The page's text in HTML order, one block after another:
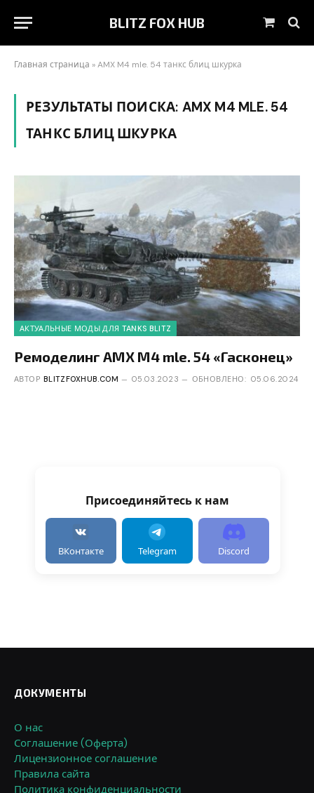
BLITZ FOX HUB Корзина
Главная страница »AMX M4 mle. 54 танкс блиц шкурка
РЕЗУЛЬТАТЫ ПОИСКА: AMX M4 MLE. 54
ТАНКС БЛИЦ ШКУРКА
АКТУАЛЬНЫЕ МОДЫ ДЛЯ TANKS BLITZ
Ремоделинг AMX M4 mle. 54 «Гасконец»
АВТОР BLITZFOXHUB.COM 05.03.2023 ОБНОВЛЕНО: 05.06.2024
Присоединяйтесь к нам
ВКонтакте Telegram Discord
ДОКУМЕНТЫ
О нас
Соглашение (Оферта)
Лицензионное соглашение
Правила сайта
Политика конфиденциальности